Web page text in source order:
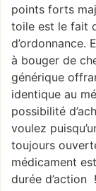
points forts
toile est le fait
d’ordonnance.
à bouger de
générique
identique au
possibilité
voulez
toujours
médicament
durée d’action !